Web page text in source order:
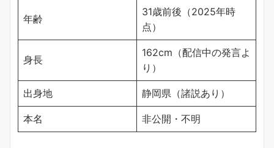
年齢
31歳前後（2025年時
点）
身長
162cm（配信中の発言よ
り）
出身地 静岡県（諸説あり）
本名 非公開・不明